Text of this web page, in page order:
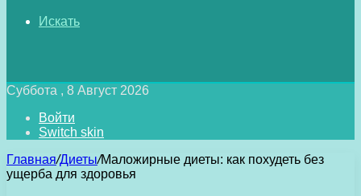
Искать
Суббота , 8 Август 2026
Войти
Switch skin
Главная/Диеты/Маложирные диеты: как похудеть без
ущерба для здоровья